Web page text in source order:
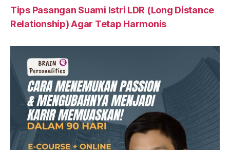
Tips Pasangan Suami Istri LDR (Long Distance
Relationship) Agar Tetap Harmonis